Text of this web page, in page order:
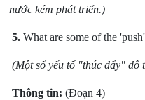
nước kém phát triển.)
5. What are some of the
(Một số yếu tố "thúc đẩy" đô
Thông tin: (Đoạn 4)